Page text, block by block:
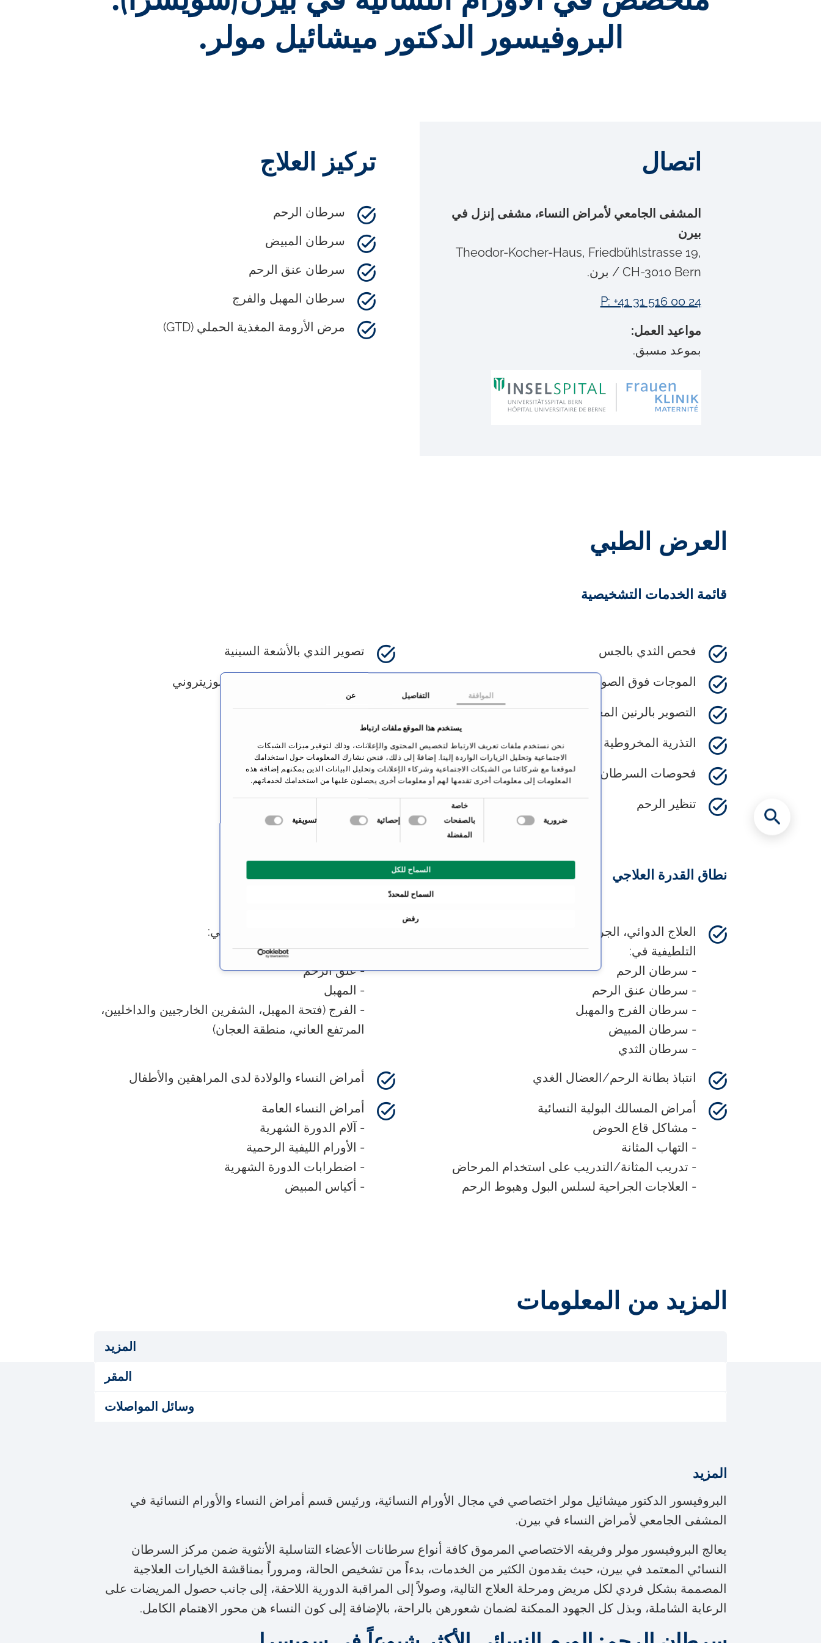
الموافقة التفاصيل عن
يستخدم هذا الموقع ملفات ارتباط
نحن نستخدم ملفات تعريف الارتباط لتخصيص المحتوى والإعلانات، وذلك لتوفير ميزات الشبكات
الاجتماعية وتحليل الزيارات الواردة إلينا. إضافةً إلى ذلك، فنحن نشارك المعلومات حول استخدامك
لموقعنا مع شركائنا من الشبكات الاجتماعية وشركاء الإعلانات وتحليل البيانات الذين يمكنهم إضافة هذه
المعلومات إلى معلومات أخرى تقدمها لهم أو معلومات أخرى يحصلون عليها من استخدامك لخدماتهم.
خ
ا
ر
ضرورية
خاصة
بالصفحات
المفضلة
إحصائية تسويقية
رفض
السماح للمحددّ
السماح للكل
البروفيسور الدكتور ميشائيل مولر.
تركيز العلاج
سرطان الرحم
سرطان المبيض
سرطان عنق الرحم
سرطان المهبل والفرج
مرض الأرومة المغذية الحملي (GTD)
اتصال
المشفى الجامعي لأمراض النساء، مشفى إنزل في
بيرن
Theodor-Kocher-Haus, Friedbühlstrasse 19,
CH-3010 Bern / برن.
P: +41 31 516 00 24
مواعيد العمل:
بموعد مسبق.
العرض الطبي
قائمة الخدمات التشخيصية
فحص الثدي بالجس تصوير الثدي بالأشعة السينية
الموجات فوق الصوتية التصوير المقطعي بالإصدار البوزيتروني
التصوير بالرنين المغناطيسي خزعة الأنسجة
التذرية المخروطية التشخيص قبل الولادة
فحوصات السرطان الدورية تنظير البطن
تنظير الرحم
نطاق القدرة العلاجي
العلاج الدوائي، الجراحة، العلاج الشعاعي، الرعاية
التلطيفية في:
- سرطان الرحم
- سرطان عنق الرحم
- سرطان الفرج والمهبل
- سرطان المبيض
- سرطان الثدي
تغيرات الخلايا (خلل التنسج) في:
- عنق الرحم
- عنق الرحم
- المهبل
- الفرج (فتحة المهبل، الشفرين الخارجيين والداخليين،
المرتفع العاني، منطقة العجان)
انتباذ بطانة الرحم/العضال الغدي أمراض النساء والولادة لدى المراهقين والأطفال
أمراض المسالك البولية النسائية
- مشاكل قاع الحوض
- التهاب المثانة
- تدريب المثانة/التدريب على استخدام المرحاض
- العلاجات الجراحية لسلس البول وهبوط الرحم
أمراض النساء العامة
- آلام الدورة الشهرية
- الأورام الليفية الرحمية
- اضطرابات الدورة الشهرية
- أكياس المبيض
المزيد من المعلومات
المزيد
المقر
وسائل المواصلات
المزيد
البروفيسور الدكتور ميشائيل مولر اختصاصي في مجال الأورام النسائية، ورئيس قسم أمراض النساء والأورام النسائية في
المشفى الجامعي لأمراض النساء في بيرن.
يعالج البروفيسور مولر وفريقه الاختصاصي المرموق كافة أنواع سرطانات الأعضاء التناسلية الأنثوية ضمن مركز السرطان
النسائي المعتمد في بيرن، حيث يقدمون الكثير من الخدمات، بدءاً من تشخيص الحالة، ومروراً بمناقشة الخيارات العلاجية
المصممة بشكل فردي لكل مريض ومرحلة العلاج التالية، وصولاً إلى المراقبة الدورية اللاحقة، إلى جانب حصول المريضات على
الرعاية الشاملة، وبذل كل الجهود الممكنة لضمان شعورهن بالراحة، بالإضافة إلى كون النساء هن محور الاهتمام الكامل.